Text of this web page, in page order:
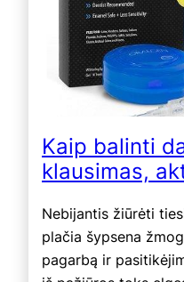
Kaip balinti
klausimas,
Nebijantis žiūrėti
plačia šypsena
pagarbą ir